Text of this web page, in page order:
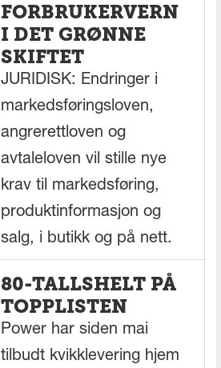
FORBRUKERVERN
I DET GRØNNE
SKIFTET
JURIDISK: Endringer i
markedsføringsloven,
angrerettloven og
avtaleloven vil stille nye
krav til markedsføring,
produktinformasjon og
salg, i butikk og på nett.
80-TALLSHELT PÅ
TOPPLISTEN
Power har siden mai
tilbudt kvikklevering hjem